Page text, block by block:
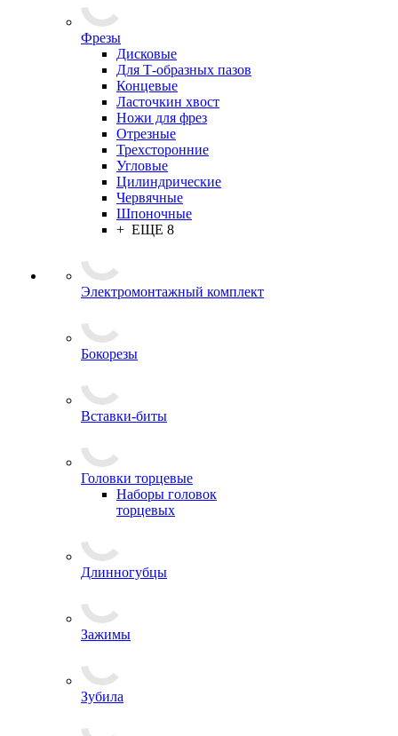
Фрезы
Дисковые
Для Т-образных пазов
Концевые
Ласточкин хвост
Ножи для фрез
Отрезные
Трехсторонние
Угловые
Цилиндрические
Червячные
Шпоночные
+ ЕЩЕ 8
Электромонтажный комплект
Бокорезы
Вставки-биты
Головки торцевые
Наборы головок
торцевых
Длинногубцы
Зажимы
Зубила